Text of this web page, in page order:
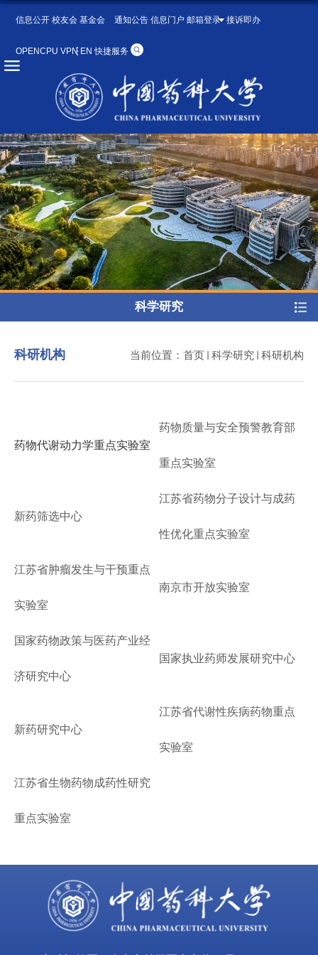
信息公开 校友会 基金会 通知公告 信息门户 邮箱登录 接诉即办
OPENCPU VPN EN 快捷服务
科学研究
当前位置： 首页 科学研究 科研机构
科研机构
药物代谢动力学重点实验室
药物质量与安全预警教育部
重点实验室
新药筛选中心
江苏省药物分子设计与成药
性优化重点实验室
江苏省肿瘤发生与干预重点
实验室
南京市开放实验室
国家药物政策与医药产业经
济研究中心
国家执业药师发展研究中心
新药研究中心
江苏省代谢性疾病药物重点
实验室
江苏省生物药物成药性研究
重点实验室